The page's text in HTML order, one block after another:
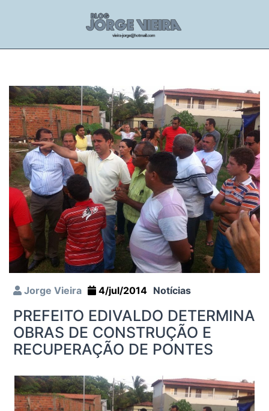
Jorge Vieira 4/jul/2014 Notícias
PREFEITO EDIVALDO DETERMINA
OBRAS DE CONSTRUÇÃO E
RECUPERAÇÃO DE PONTES